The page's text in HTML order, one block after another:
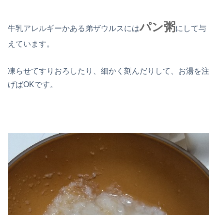
牛乳アレルギーかある弟ザウルスにはパン粥にして与
えています。
凍らせてすりおろしたり、細かく刻んだりして、お湯を注
げばOKです。